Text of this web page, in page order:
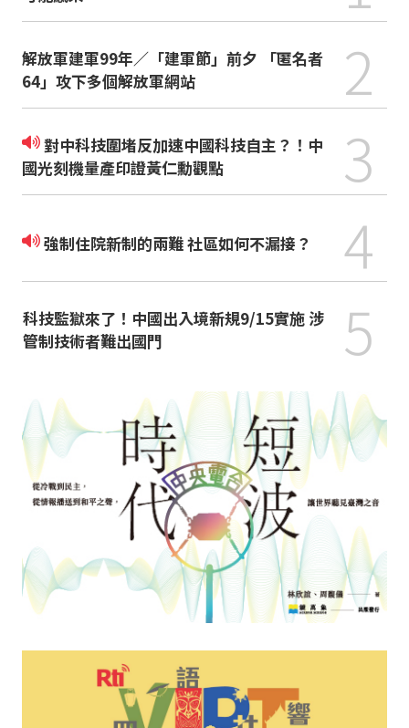
解放軍建軍99年／「建軍節」前夕 「匿名者
64」攻下多個解放軍網站
2
對中科技圍堵反加速中國科技自主？！中
國光刻機量產印證黃仁勳觀點
3
強制住院新制的兩難 社區如何不漏接？ 4
科技監獄來了！中國出入境新規9/15實施 涉
管制技術者難出國門
5